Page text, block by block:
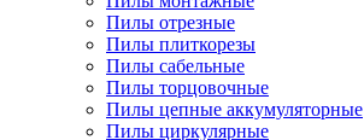
Пилы отрезные
Пилы плиткорезы
Пилы сабельные
Пилы торцовочные
Пилы цепные аккумуляторные
Пилы циркулярные